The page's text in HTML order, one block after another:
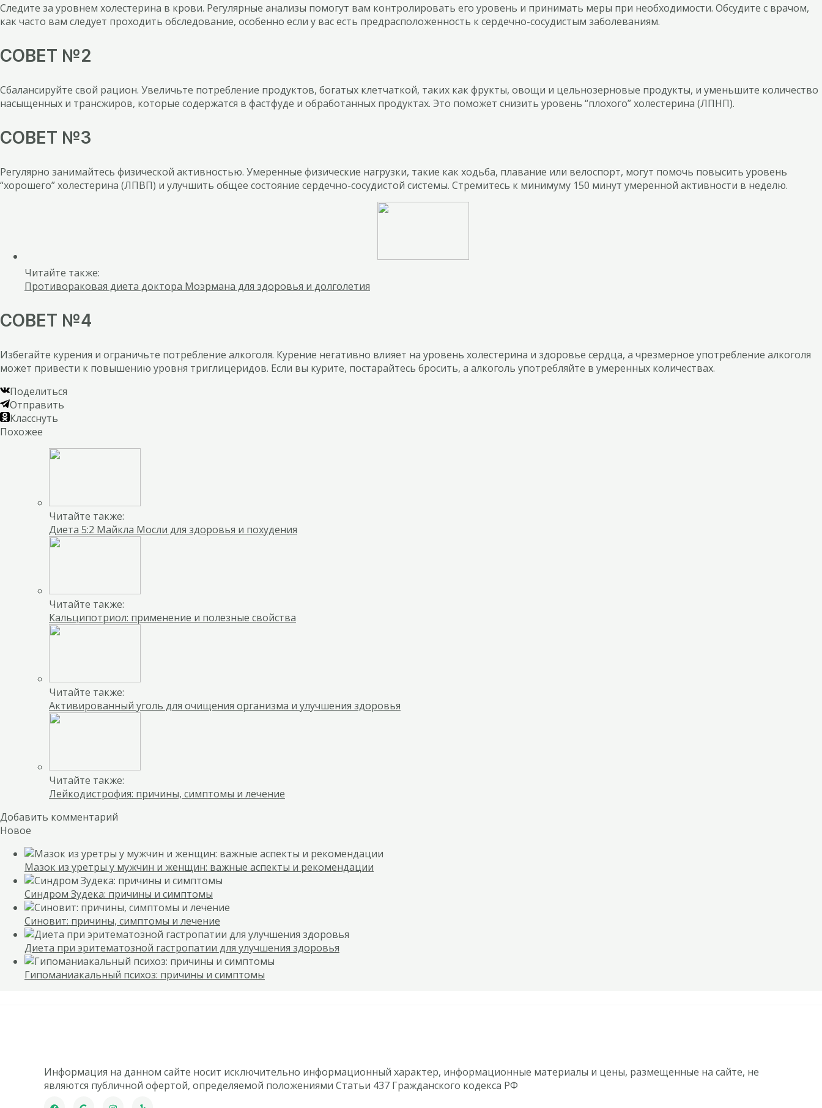
Следите за уровнем холестерина в крови. Регулярные анализы помогут вам контролировать его уровень и принимать меры при необходимости. Обсудите с врачом,
как часто вам следует проходить обследование, особенно если у вас есть предрасположенность к сердечно-сосудистым заболеваниям.
СОВЕТ №2
Сбалансируйте свой рацион. Увеличьте потребление продуктов, богатых клетчаткой, таких как фрукты, овощи и цельнозерновые продукты, и уменьшите количество
насыщенных и трансжиров, которые содержатся в фастфуде и обработанных продуктах. Это поможет снизить уровень “плохого” холестерина (ЛПНП).
СОВЕТ №3
Регулярно занимайтесь физической активностью. Умеренные физические нагрузки, такие как ходьба, плавание или велоспорт, могут помочь повысить уровень
“хорошего” холестерина (ЛПВП) и улучшить общее состояние сердечно-сосудистой системы. Стремитесь к минимуму 150 минут умеренной активности в неделю.
Читайте также:
Противораковая диета доктора Моэрмана для здоровья и долголетия
СОВЕТ №4
Избегайте курения и ограничьте потребление алкоголя. Курение негативно влияет на уровень холестерина и здоровье сердца, а чрезмерное употребление алкоголя
может привести к повышению уровня триглицеридов. Если вы курите, постарайтесь бросить, а алкоголь употребляйте в умеренных количествах.
Поделиться
Отправить
Класснуть
Похожее
Читайте также:
Диета 5:2 Майкла Мосли для здоровья и похудения
Читайте также:
Кальципотриол: применение и полезные свойства
Читайте также:
Активированный уголь для очищения организма и улучшения здоровья
Читайте также:
Лейкодистрофия: причины, симптомы и лечение
Добавить комментарий
Новое
Мазок из уретры у мужчин и женщин: важные аспекты и рекомендации
Синдром Зудека: причины и симптомы
Синовит: причины, симптомы и лечение
Диета при эритематозной гастропатии для улучшения здоровья
Гипоманиакальный психоз: причины и симптомы
Информация на данном сайте носит исключительно информационный характер, информационные материалы и цены, размещенные на сайте, не
являются публичной офертой, определяемой положениями Статьи 437 Гражданского кодекса РФ